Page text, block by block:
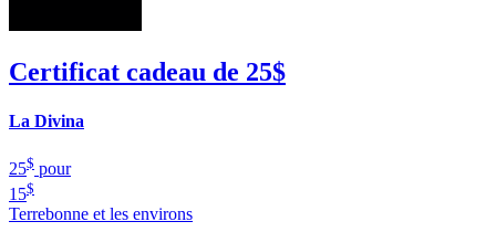
Certificat cadeau de 25$
La Divina
25$ pour
15$
Terrebonne et les environs